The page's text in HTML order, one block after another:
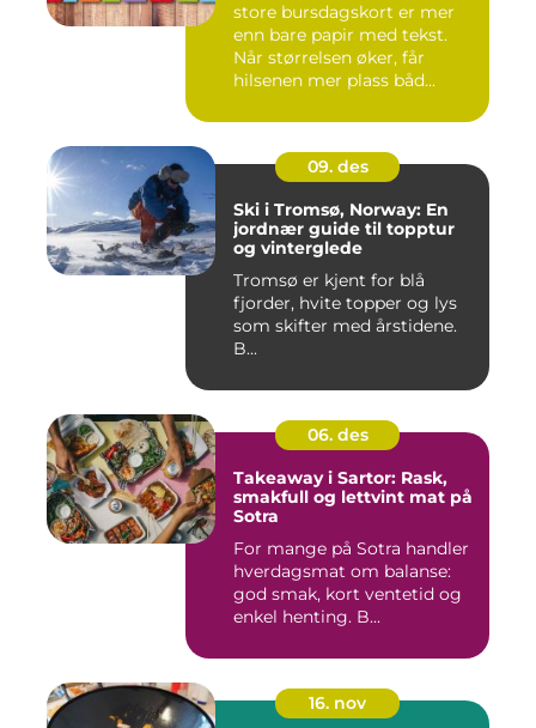
store bursdagskort er mer
enn bare papir med tekst.
Når størrelsen øker, får
hilsenen mer plass båd...
09. des
Ski i Tromsø, Norway: En
jordnær guide til topptur
og vinterglede
Tromsø er kjent for blå
fjorder, hvite topper og lys
som skifter med årstidene.
B...
06. des
Takeaway i Sartor: Rask,
smakfull og lettvint mat på
Sotra
For mange på Sotra handler
hverdagsmat om balanse:
god smak, kort ventetid og
enkel henting. B...
16. nov